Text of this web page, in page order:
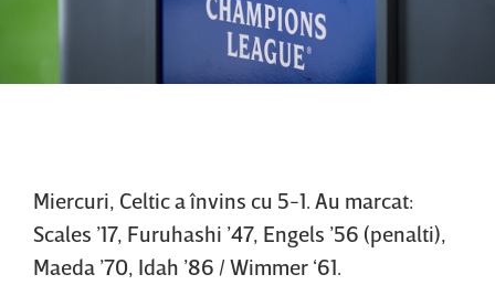
Miercuri, Celtic a învins cu 5-1. Au marcat:
Scales ’17, Furuhashi ’47, Engels ’56 (penalti),
Maeda ’70, Idah ’86 / Wimmer ‘61.